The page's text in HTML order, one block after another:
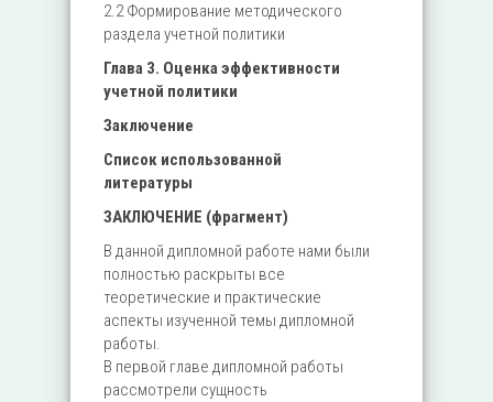
2.2 Формирование методического
раздела учетной политики
Глава 3. Оценка эффективности
учетной политики
Заключение
Список использованной
литературы
ЗАКЛЮЧЕНИЕ (фрагмент)
В данной дипломной работе нами были
полностью раскрыты все
теоретические и практические
аспекты изученной темы дипломной
работы.
В первой главе дипломной работы
рассмотрели сущность